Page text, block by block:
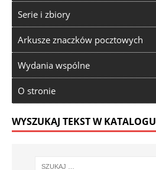
Serie i zbiory
Arkusze znaczków pocztowych
Wydania wspólne
O stronie
WYSZUKAJ TEKST W KATALOGU